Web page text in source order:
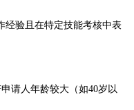
验且在特定技能考核中表
请人年龄较大（如40岁以